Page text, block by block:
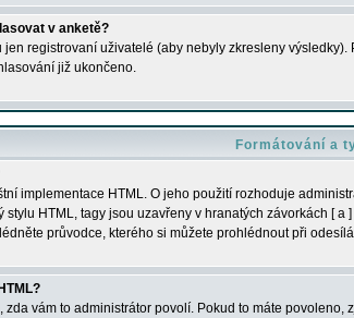
v anketě?
jen registrovaní uživatelé (aby nebyly zkresleny
již ukončeno.
Formátování a
implementace HTML. O jeho použití rozhoduje
stylu HTML, tagy jsou uzavřeny v hranatých závorkách [
průvodce, kterého si můžete prohlédnout při
zda vám to administrátor povolí. Pokud to máte povoleno,